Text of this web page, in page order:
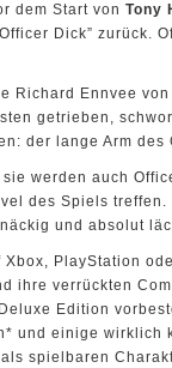
dem Start von Tony
Dick” zurück.
Richard Ennvee
getrieben,
der lange Arm des
werden auch
des Spiels treffen.
und absolut
PlayStation
ihre verrückten
Edition
und einige wirklich
spielbaren